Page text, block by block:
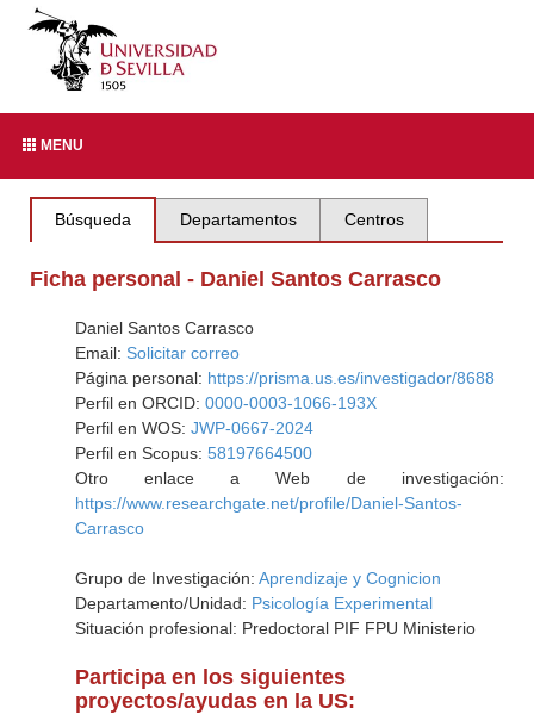
MENU
Búsqueda Departamentos Centros
Ficha personal - Daniel Santos Carrasco
Daniel Santos Carrasco
Email: Solicitar correo
Página personal: https://prisma.us.es/investigador/8688
Perfil en ORCID: 0000-0003-1066-193X
Perfil en WOS: JWP-0667-2024
Perfil en Scopus: 58197664500
Otro enlace a Web de investigación:
https://www.researchgate.net/profile/Daniel-Santos-
Carrasco
Grupo de Investigación: Aprendizaje y Cognicion
Departamento/Unidad: Psicología Experimental
Situación profesional: Predoctoral PIF FPU Ministerio
Participa en los siguientes
proyectos/ayudas en la US: